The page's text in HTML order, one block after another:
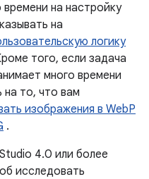
на настройку
на
логику
того, если задача
много времени
то, что вам
изображения в WebP
.
4.0 или более
исследовать